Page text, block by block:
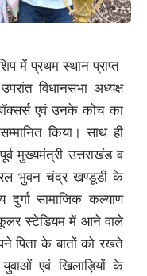
में प्रथम स्थान प्राप्त
विधानसभा अध्यक्ष
एवं उनके कोच का
किया। साथ ही
मुख्यमंत्री उत्तराखंड व
भुवन चंद्र खण्डूडी के
दुर्गा सामाजिक कल्याण
स्टेडियम में आने वाले
पिता के बातों को रखते
एवं खिलाड़ियों के